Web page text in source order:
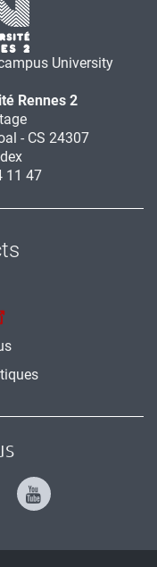
Rennes 2
- CS 24307
11 47